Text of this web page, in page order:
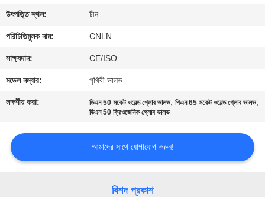
মান
নিয়ন্ত্রণ
যোগাযোগ
করুন
খবর
উৎপত্তি স্থল: চীন
পরিচিতিমুলক নাম: CNLN
সাক্ষ্যদান: CE/ISO
মডেল নম্বার: পৃথিবী ভালভ
লক্ষণীয় করা: ডিএন 50 সকেট ওয়েল্ড গ্লোব ভালভ,পিএন 65 সকেট ওয়েল্ড গ্লোব ভালভ,
ডিএন 50 ক্রিওজেনিক গ্লোব ভালভ
আমাদের সাথে যোগাযোগ করুন!
বিশদ প্রকাশ